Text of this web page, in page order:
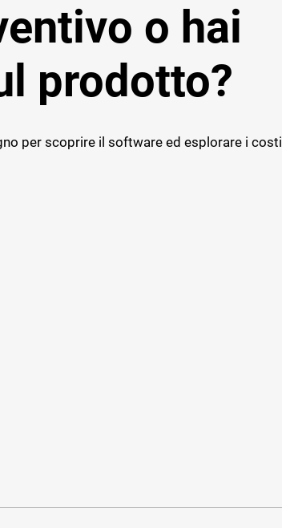
o hai
prodotto?
per scoprire il software ed esplorare i costi